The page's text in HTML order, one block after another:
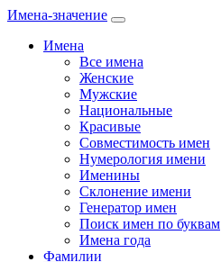
Имена-значение
Имена
Все имена
Женские
Мужские
Национальные
Красивые
Совместимость имен
Нумерология имени
Именины
Склонение имени
Генератор имен
Поиск имен по буквам
Имена года
Фамилии